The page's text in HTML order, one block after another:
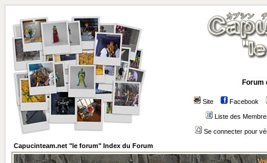
Forum
Site Facebook
Liste des
Se connecter pour
Capucinteam.net "le forum" Index du Forum